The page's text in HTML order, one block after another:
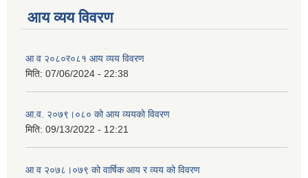
आय व्यय विवरण
आ व २०८०र०८१ आय व्यय विवरण
मिति: 07/06/2024 - 22:38
आ.व. २०७९।०८० को आय व्ययको विवरण
मिति: 09/13/2022 - 12:21
आ‍ व २०७८।०७९ को वार्षिक आय र व्यय को विवरण